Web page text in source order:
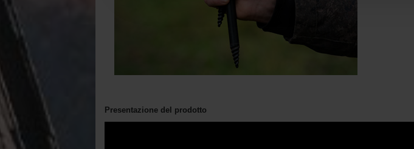
Presentazione del prodotto